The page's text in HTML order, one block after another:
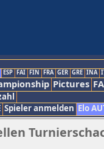
ESP FAI FIN FRA GER GRE INA
Pictures
Spieler anmelden Elo